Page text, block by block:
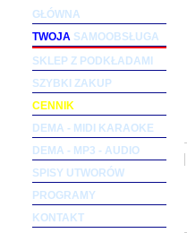
GŁÓWNA
TWOJA SAMOOBSŁUGA
SKLEP Z PODKŁADAMI
SZYBKI ZAKUP
CENNIK
DEMA - MIDI KARAOKE
DEMA - MP3 - AUDIO
SPISY UTWORÓW
PROGRAMY
KONTAKT